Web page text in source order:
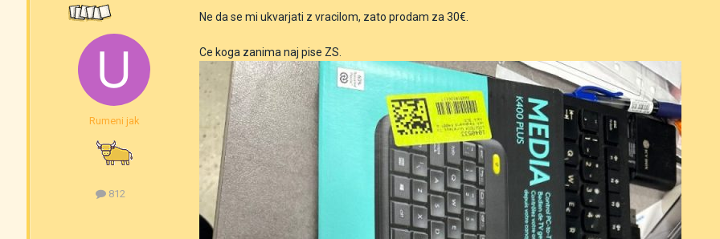
Rumeni jak
812
Ne da se mi ukvarjati z vracilom, zato prodam za 30€.
Ce koga zanima naj pise ZS.